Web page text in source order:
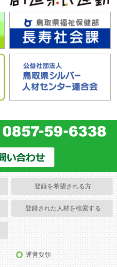
登録を希望される方
登録された人材を検索する
運営要領